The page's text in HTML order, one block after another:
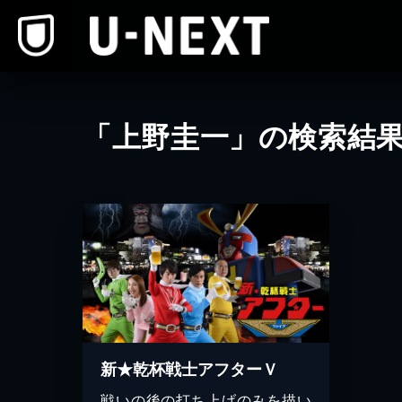
「上野圭一」の検索結
新★乾杯戦士アフターＶ